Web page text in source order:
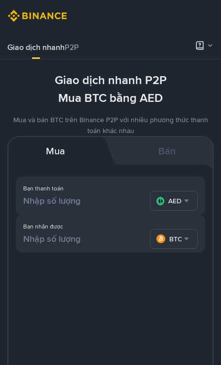
Giao dịch nhanhP2P
Giao dịch nhanh P2P
Mua BTC bằng AED
Mua và bán BTC trên Binance P2P với nhiều phương thức thanh
toán khác nhau
Mua Bán
Bạn thanh toán
AED
Bạn nhận được
BTC